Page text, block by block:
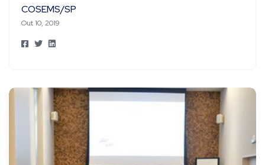
COSEMS/SP
Out 10, 2019